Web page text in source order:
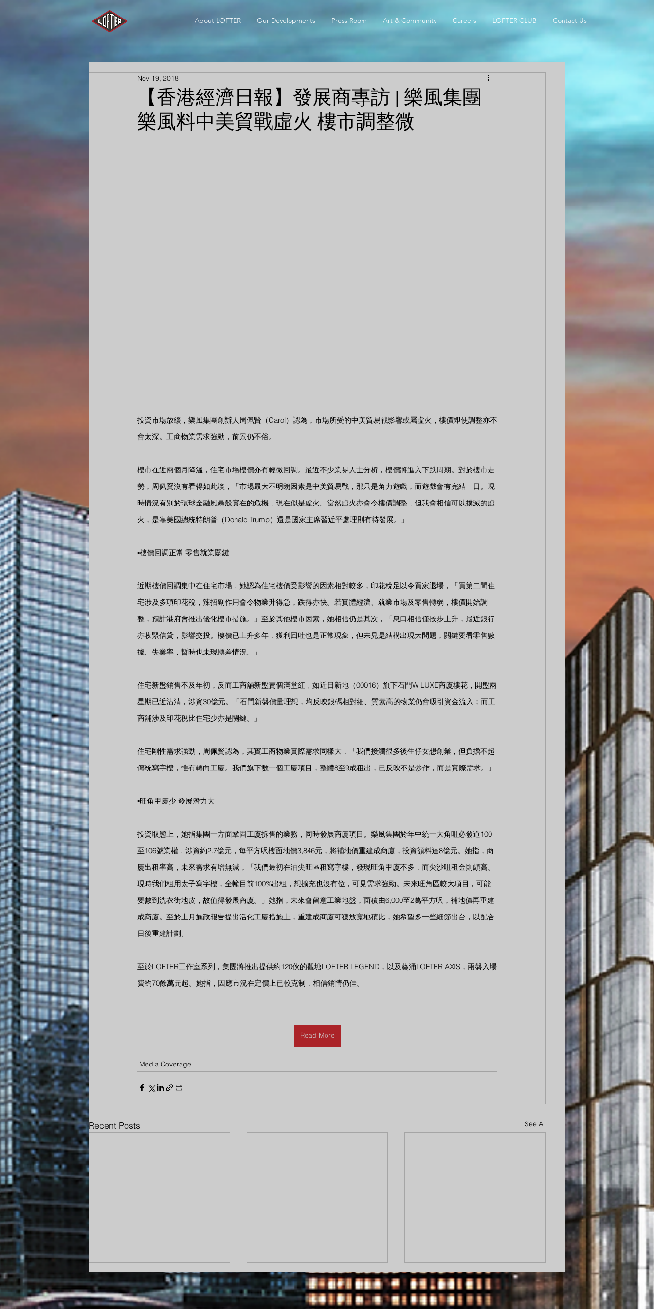
About LOFTER Our Developments Press Room Art & Community Careers LOFTER CLUB Contact Us
【香港經濟日報】發展商專訪 | 樂風集團
樂風料中美貿戰虛火 樓市調整微
Nov 19, 2018
投資市場放緩，樂風集團創辦人周佩賢（Carol）認為，市場所受的中美貿易戰影響或屬虛火，樓價即使調整亦不
會太深。工商物業需求強勁，前景仍不俗。
樓市在近兩個月降溫，住宅市場樓價亦有輕微回調。最近不少業界人士分析，樓價將進入下跌周期。對於樓市走
勢，周佩賢沒有看得如此淡，「市場最大不明朗因素是中美貿易戰，那只是角力遊戲，而遊戲會有完結一日。現
時情況有別於環球金融風暴般實在的危機，現在似是虛火。當然虛火亦會令樓價調整，但我會相信可以撲滅的虛
火，是靠美國總統特朗普（Donald Trump）還是國家主席習近平處理則有待發展。」
▪樓價回調正常 零售就業關鍵
近期樓價回調集中在住宅市場，她認為住宅樓價受影響的因素相對較多，印花稅足以令買家退場，「買第二間住
宅涉及多項印花稅，辣招副作用會令物業升得急，跌得亦快。若實體經濟、就業市場及零售轉弱，樓價開始調
整，預計港府會推出優化樓市措施。」至於其他樓市因素，她相信仍是其次，「息口相信僅按步上升，最近銀行
亦收緊信貸，影響交投。樓價已上升多年，獲利回吐也是正常現象，但未見是結構出現大問題，關鍵要看零售數
據、失業率，暫時也未現轉差情況。」
住宅新盤銷售不及年初，反而工商舖新盤賣個滿堂紅，如近日新地（00016）旗下石門W LUXE商廈樓花，開盤兩
星期已近沽清，涉資30億元。「石門新盤價量理想，均反映銀碼相對細、質素高的物業仍會吸引資金流入；而工
商舖涉及印花稅比住宅少亦是關鍵。」
住宅剛性需求強勁，周佩賢認為，其實工商物業實際需求同樣大，「我們接觸很多後生仔女想創業，但負擔不起
傳統寫字樓，惟有轉向工廈。我們旗下數十個工廈項目，整體8至9成租出，已反映不是炒作，而是實際需求。」
▪旺角甲廈少 發展潛力大
投資取態上，她指集團一方面鞏固工廈拆售的業務，同時發展商廈項目。樂風集團於年中統一大角咀必發道100
至106號業權，涉資約2.7億元，每平方呎樓面地價3,846元，將補地價重建成商廈，投資額料達8億元。她指，商
廈出租率高，未來需求有增無減，「我們最初在油尖旺區租寫字樓，發現旺角甲廈不多，而尖沙咀租金則頗高。
現時我們租用太子寫字樓，全幢目前100%出租，想擴充也沒有位，可見需求強勁。未來旺角區較大項目，可能
要數到洗衣街地皮，故值得發展商廈。」她指，未來會留意工業地盤，面積由6,000至2萬平方呎，補地價再重建
成商廈。至於上月施政報告提出活化工廈措施上，重建成商廈可獲放寬地積比，她希望多一些細節出台，以配合
日後重建計劃。
至於LOFTER工作室系列，集團將推出提供約120伙的觀塘LOFTER LEGEND，以及葵涌LOFTER AXIS，兩盤入場
費約70餘萬元起。她指，因應市況在定價上已較克制，相信銷情仍佳。
Read More
Media Coverage
Recent Posts See All